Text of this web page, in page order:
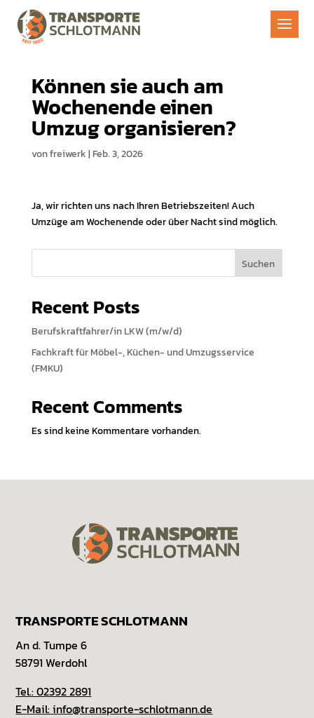
Können sie auch am
Wochenende einen
Umzug organisieren?
vonfreiwerk| Feb. 3, 2026
Ja, wir richten uns nach Ihren Betriebszeiten! Auch
Umzüge am Wochenende oder über Nacht sind möglich.
u
h
n
Suchen
Recent Posts
Berufskraftfahrer/in LKW (m/w/d)
Fachkraft für Möbel-, Küchen- und Umzugsservice
(FMKU)
Recent Comments
Es sind keine Kommentare vorhanden.
TRANSPORTE SCHLOTMANN
An d. Tumpe 6
58791 Werdohl
Tel.: 02392 2891
E-Mail: info@transporte-schlotmann.de